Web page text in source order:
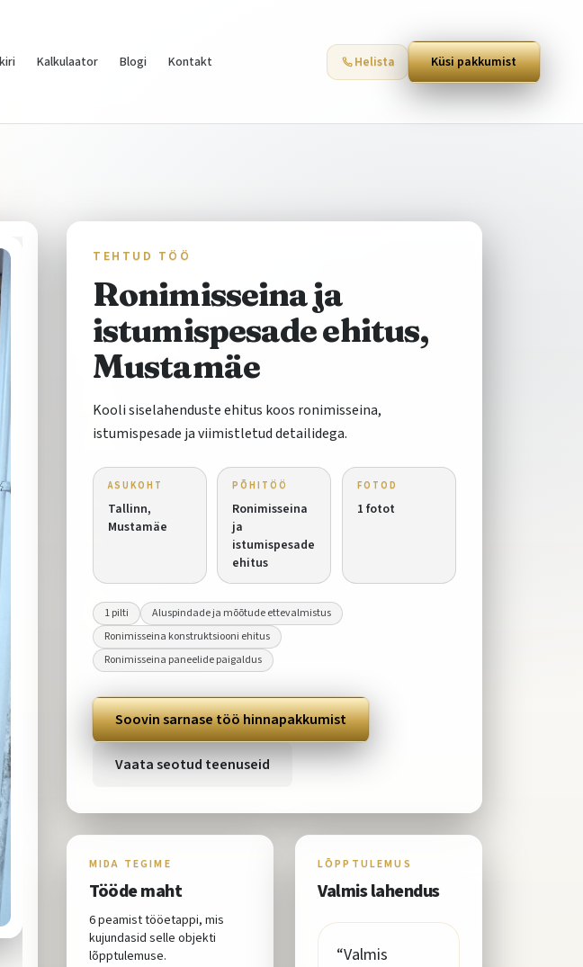
Kalkulaator Blogi Kontakt Helista Küsi pakkumist
TEHTUD TÖÖ
Ronimisseina ja
istumispesade ehitus,
Mustamäe
Kooli siselahenduste ehitus koos ronimisseina,
istumispesade ja viimistletud detailidega.
ASUKOHT
Tallinn,
Mustamäe
PÕHITÖÖ
Ronimisseina
ja
istumispesade
ehitus
FOTOD
1 fotot
1pilti
Aluspindade ja mõõtude ettevalmistus
Ronimisseina konstruktsiooni ehitus
Ronimisseina paneelide paigaldus
Soovin sarnase töö hinnapakkumist
Vaata seotud teenuseid
MIDA TEGIME
Tööde maht
6peamist tööetappi, mis
kujundasid selle objekti
lõpptulemuse.
LÕPPTULEMUS
Valmis lahendus
“Valmis